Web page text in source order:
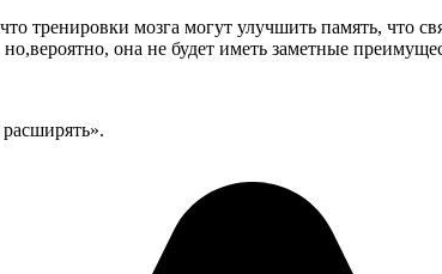
тренировки мозга могут улучшить память, что
она не будет иметь заметные